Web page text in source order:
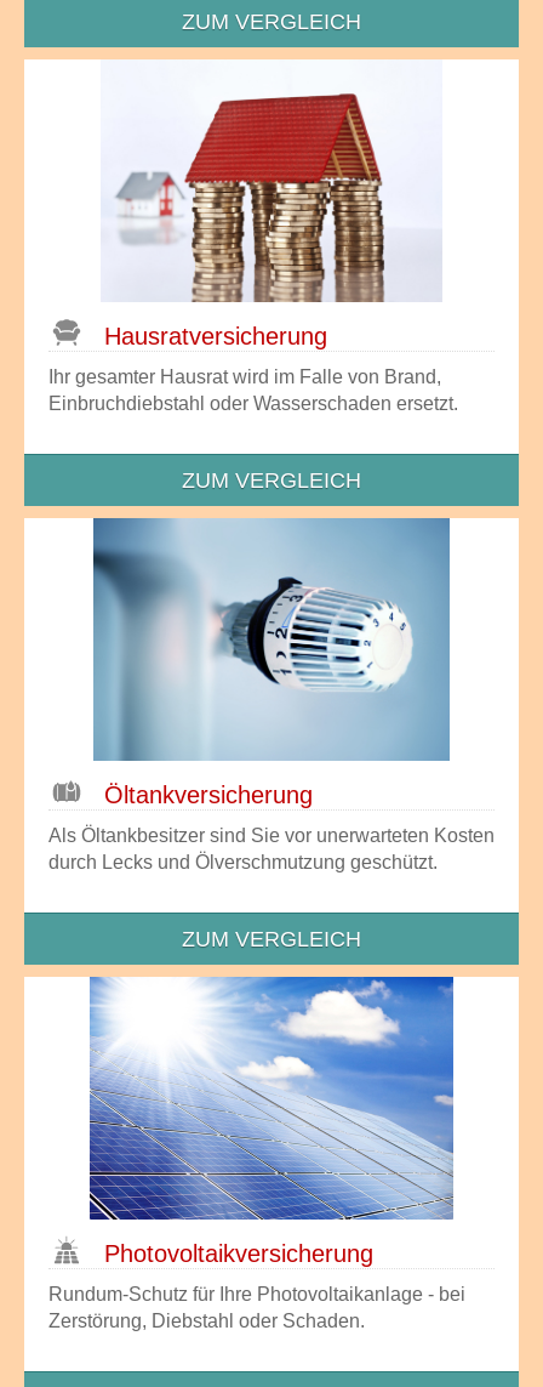
ZUM VERGLEICH
Hausrat­versicherung
Ihr gesamter Hausrat wird im Falle von Brand,
Einbruchdiebstahl oder Wasserschaden ersetzt.
ZUM VERGLEICH
Öltankversicherung
Als Öltankbesitzer sind Sie vor unerwarteten Kosten
durch Lecks und Ölverschmutzung geschützt.
ZUM VERGLEICH
Photo­voltaik­versicherung
Rundum-Schutz für Ihre Photovoltaikanlage - bei
Zerstörung, Diebstahl oder Schaden.